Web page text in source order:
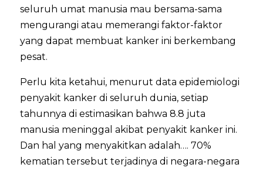
seluruh umat manusia mau bersama-sama
mengurangi atau memerangi faktor-faktor
yang dapat membuat kanker ini berkembang
pesat.
Perlu kita ketahui, menurut data epidemiologi
penyakit kanker di seluruh dunia, setiap
tahunnya di estimasikan bahwa 8.8 juta
manusia meninggal akibat penyakit kanker ini.
Dan hal yang menyakitkan adalah…. 70%
kematian tersebut terjadinya di negara-negara